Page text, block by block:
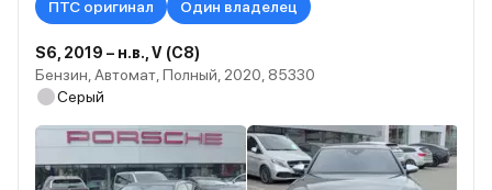
ПТС оригинал Один владелец
S6, 2019 – н.в., V (C8)
Бензин, Автомат, Полный, 2020, 85330
Серый